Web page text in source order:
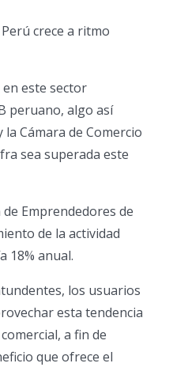
crece a ritmo
este sector
peruano, algo así
la Cámara de Comercio
sea superada este
Emprendedores de
de la actividad
18% anual.
los usuarios
esta tendencia
a fin de
que ofrece el